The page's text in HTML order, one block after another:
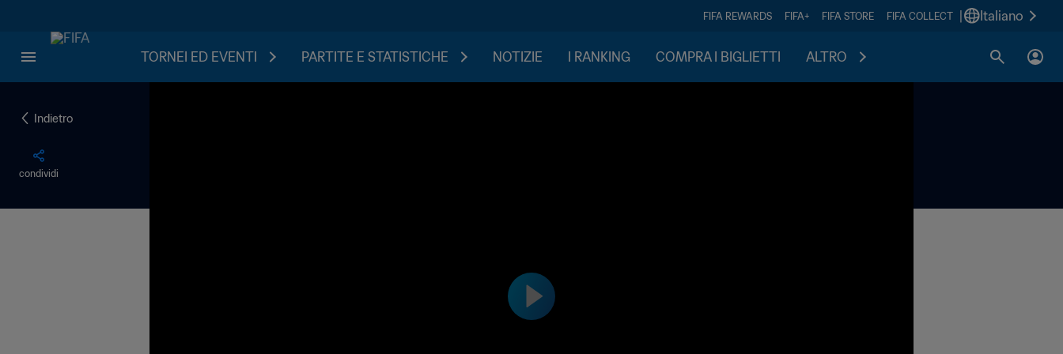
FIFA REWARDS FIFA+ FIFA STORE FIFA COLLECT Italiano
TORNEI ED EVENTI PARTITE E STATISTICHE NOTIZIE I RANKING COMPRA I BIGLIETTI ALTRO
Indietro
condividi